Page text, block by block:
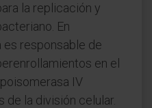
la replicación y
En
es responsable de
en el
IV
de la división celular.